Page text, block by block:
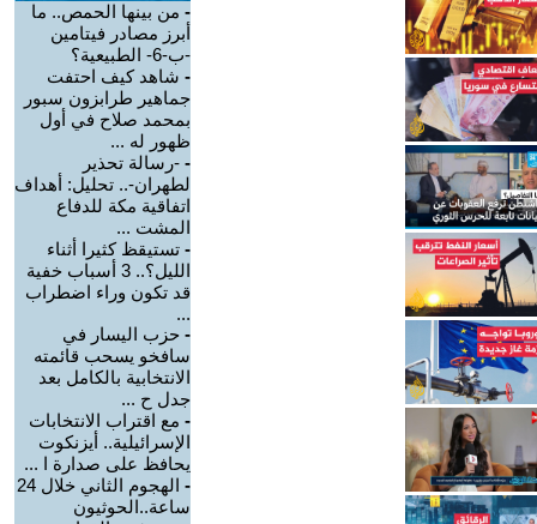
- من بينها الحمص.. ما
أبرز مصادر فيتامين
-ب-6- الطبيعية؟
- شاهد كيف احتفت
جماهير طرابزون سبور
بمحمد صلاح في أول
ظهور له ...
- -رسالة تحذير
لطهران-.. تحليل: أهداف
اتفاقية مكة للدفاع
المشت ...
- تستيقظ كثيرا أثناء
الليل؟.. 3 أسباب خفية
قد تكون وراء اضطراب
...
- حزب اليسار في
سافخو يسحب قائمته
الانتخابية بالكامل بعد
جدل ح ...
- مع اقتراب الانتخابات
الإسرائيلية.. أيزنكوت
يحافظ على صدارة ا ...
-
الهجوم الثاني خلال 24
ساعة..الحوثيون